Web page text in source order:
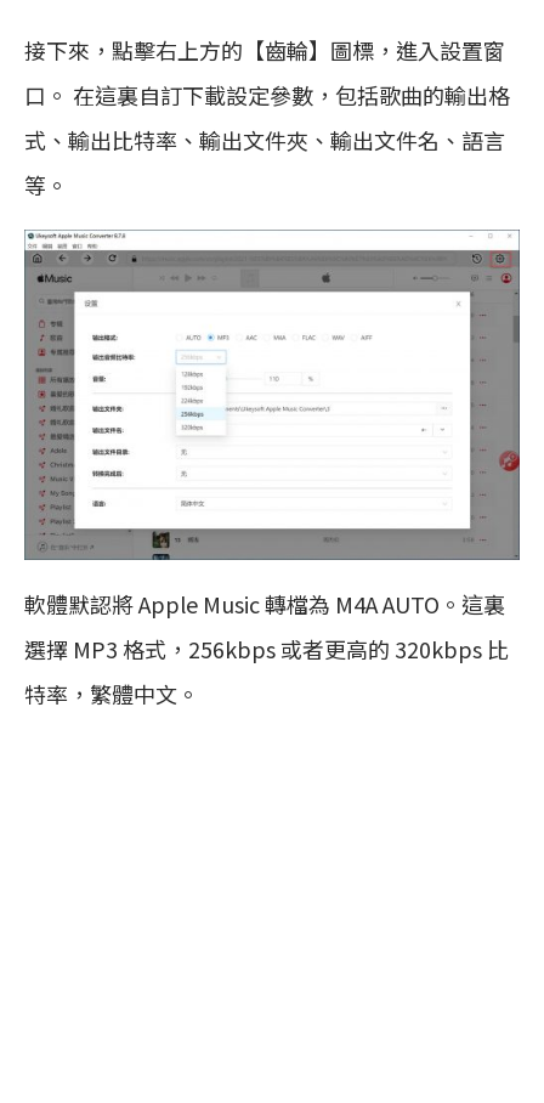
接下來，點擊右上方的【齒輪】圖標，進入設置窗
口。 在這裏自訂下載設定參數，包括歌曲的輸出格
式、輸出比特率、輸出文件夾、輸出文件名、語言
等。
軟體默認將 Apple Music 轉檔為 M4A AUTO。這裏
選擇 MP3 格式，256kbps 或者更高的 320kbps 比
特率，繁體中文。